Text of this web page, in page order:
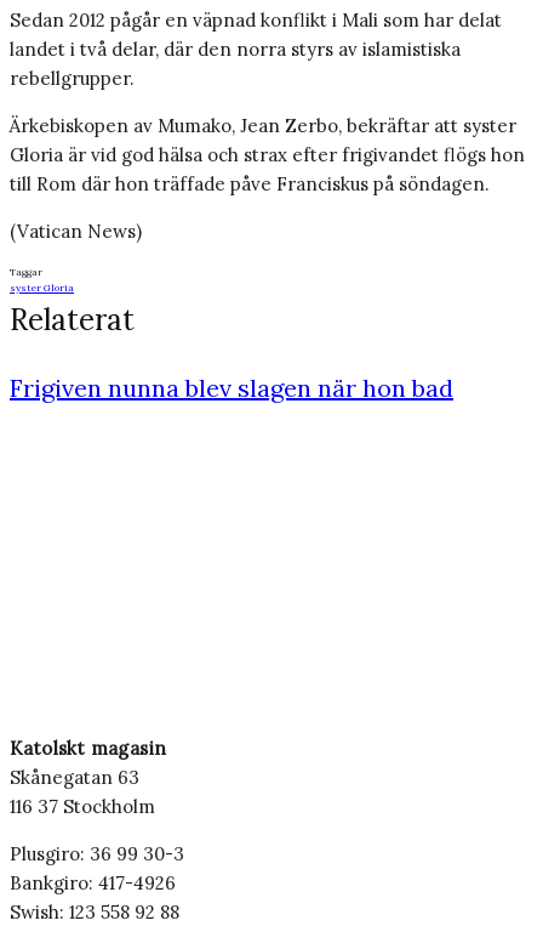
Sedan 2012 pågår en väpnad konflikt i Mali som har delat
landet i två delar, där den norra styrs av islamistiska
rebellgrupper.
Ärkebiskopen av Mumako, Jean Zerbo, bekräftar att syster
Gloria är vid god hälsa och strax efter frigivandet flögs hon
till Rom där hon träffade påve Franciskus på söndagen.
(Vatican News)
Taggar
syster Gloria
Relaterat
Frigiven nunna blev slagen när hon bad
Katolskt magasin
Skånegatan 63
116 37 Stockholm
Plusgiro: 36 99 30-3
Bankgiro: 417-4926
Swish: 123 558 92 88